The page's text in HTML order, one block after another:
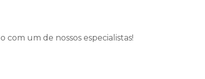
com um de nossos especialistas!